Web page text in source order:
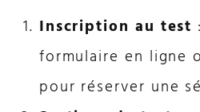
Inscription au test
formulaire en ligne
pour réserver une